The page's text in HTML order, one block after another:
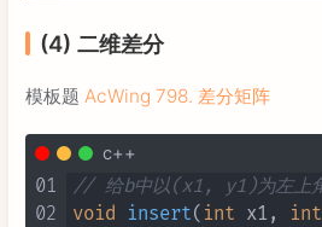
(4) 二维差分
模板题 AcWing 798. 差分矩阵
c++
01
02
// 给b中以(x1, y1)为左上角
void
insert( int x1, int